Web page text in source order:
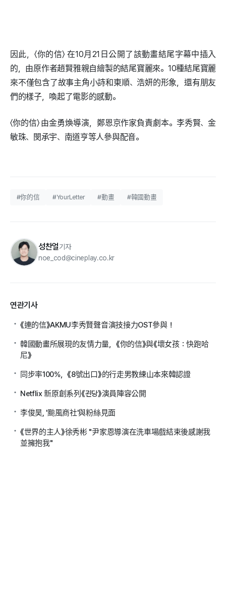
因此，〈你的信〉 在10月21日公開了該動畫結尾字幕中插入
的，由原作者趙賢雅親自繪製的結尾寶麗來。10種結尾寶麗
來不僅包含了故事主角小詩和東順、浩妍的形象，還有朋友
們的樣子，喚起了電影的感動。
〈你的信〉 由金勇煥導演，鄭恩京作家負責劇本。李秀賢、金
敏珠、閔承宇、南道亨等人參與配音。
#你的信 #YourLetter #動畫 #韓國動畫
성찬얼기자
noe_cod@cineplay.co.kr
연관기사
《連的信》AKMU李秀賢聲音演技接力OST參與！
韓國動畫所展現的友情力量，《你的信》與《壞女孩：快跑哈
尼》
同步率100%，《8號出口》的行走男教練山本來韓認證
Netflix 新原創系列《괸당》演員陣容公開
李俊昊, '颱風商社'與粉絲見面
《世界的主人》徐秀彬 "尹家恩導演在洗車場戲結束後感謝我
並擁抱我"